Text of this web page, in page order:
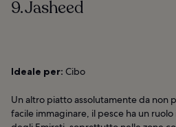
9. Jasheed
Ideale per: Cibo
Un altro piatto assolutamente da non
facile immaginare, il pesce ha un